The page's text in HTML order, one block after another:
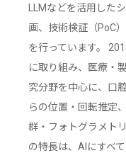
LLMなどを活用した
画、技術検証（PoC
を行っています。
に取り組み、医療・
究分野を中心に、口
らの位置・回転推定
群・フォトグラメト
の特長は、AIにすべ